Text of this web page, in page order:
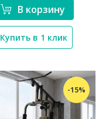
В корзину
Купить в 1 клик
-15%